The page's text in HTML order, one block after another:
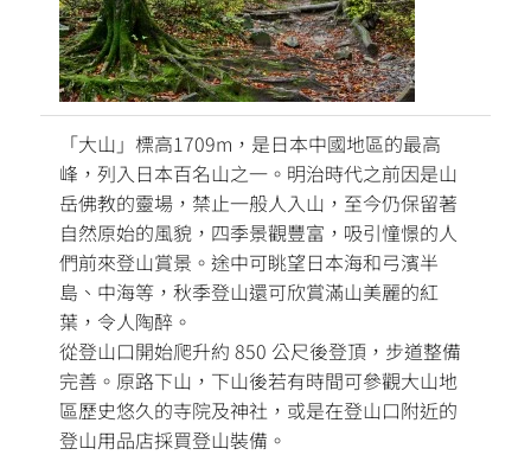
「大山」標高1709m，是日本中國地區的最高
峰，列入日本百名山之一。明治時代之前因是山
岳佛教的靈場，禁止一般人入山，至今仍保留著
自然原始的風貌，四季景觀豐富，吸引憧憬的人
們前來登山賞景。途中可眺望日本海和弓濱半
島、中海等，秋季登山還可欣賞滿山美麗的紅
葉，令人陶醉。
從登山口開始爬升約 850 公尺後登頂，步道整備
完善。原路下山，下山後若有時間可參觀大山地
區歷史悠久的寺院及神社，或是在登山口附近的
登山用品店採買登山裝備。